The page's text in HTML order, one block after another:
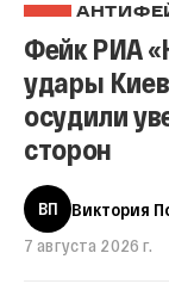
Фейк РИА
удары
осудили
сторон
ВП
Виктория
7 августа 2026 г.